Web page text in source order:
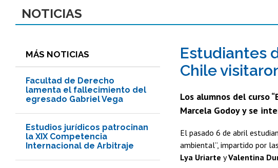
NOTICIAS
MÁS NOTICIAS
Facultad de Derecho
lamenta el fallecimiento del
egresado Gabriel Vega
Estudios jurídicos patrocinan
la XIX Competencia
Internacional de Arbitraje
Estudiantes
Chile
Los alumnos del curso
Marcela Godoy y se
El pasado 6 de abril
ambiental”, impartido por
Lya Uriarte yValentina